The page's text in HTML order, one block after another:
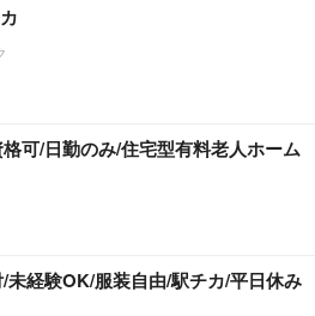
格可/日勤のみ/住宅型有料老人ホーム
経験OK/服装自由/駅チカ/平日休み